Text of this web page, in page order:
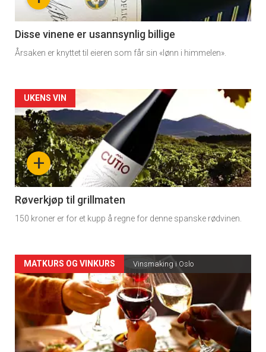
3
Disse vinene er usannsynlig billige
Årsaken er knyttet til eieren som får sin «lønn i himmelen».
Forsiden
akkurat
nå
-
4
+
UKENS VIN
Røverkjøp til grillmaten
150 kroner er for et kupp å regne for denne spanske rødvinen.
Forsiden
akkurat
nå
-
MATKURS OG VINKURS Vinsmaking i Oslo